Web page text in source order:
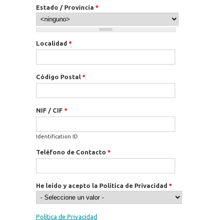
Estado / Provincia *
Localidad *
Código Postal *
NIF / CIF *
Identification ID
Teléfono de Contacto *
He leído y acepto la Política de Privacidad *
Política de Privacidad